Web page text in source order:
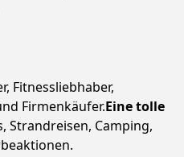
Fitnessliebhaber,
Firmenkäufer.Eine tolle
Strandreisen, Camping,